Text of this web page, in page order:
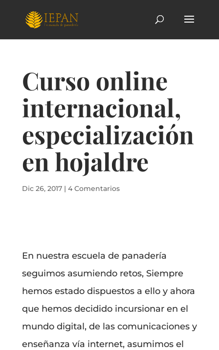
Curso online
internacional,
especialización
en hojaldre
Dic 26, 2017| 4 Comentarios
En nuestra escuela de panadería
seguimos asumiendo retos, Siempre
hemos estado dispuestos a ello y ahora
que hemos decidido incursionar en el
mundo digital, de las comunicaciones y
enseñanza vía internet, asumimos el